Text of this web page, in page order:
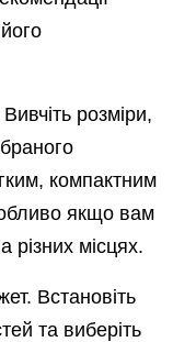
розміри,
компактним
якщо вам
різних місцях.
Встановіть
та виберіть